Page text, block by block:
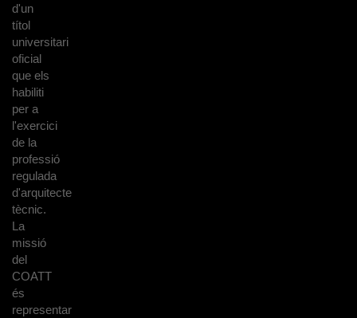
d'un
títol
universitari
oficial
que els
habiliti
per a
l'exercici
de la
professió
regulada
d'arquitecte
tècnic.
La
missió
del
COATT
és
representar